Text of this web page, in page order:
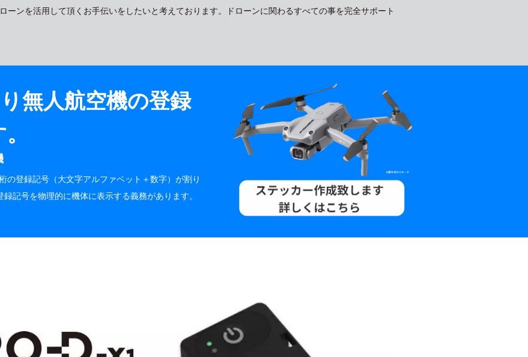
ーンを活用して頂くお手伝いをしたいと考えております。ドローンに関わるすべての事を完全サポート
無人航空機の登録
の登録記号（大文字アルファベット＋数字）が割り
記号を物理的に機体に表示する義務があります。